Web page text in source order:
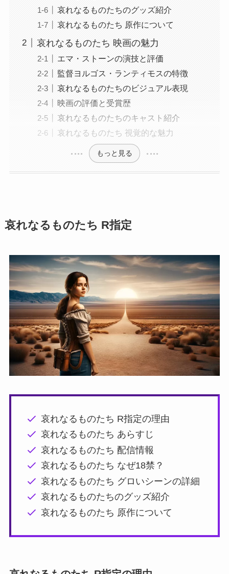
哀れなるものたちのグッズ紹介
哀れなるものたち 原作について
哀れなるものたち 映画の魅力
エマ・ストーンの演技と評価
監督ヨルゴス・ランティモスの特徴
哀れなるものたちのビジュアル表現
映画の評価と受賞歴
哀れなるものたちのキャスト紹介
哀れなるものたち 視覚的な魅力
もっと見る
哀れなるものたち R指定
哀れなるものたち R指定の理由
哀れなるものたち あらすじ
哀れなるものたち 配信情報
哀れなるものたち なぜ18禁？
哀れなるものたち グロいシーンの詳細
哀れなるものたちのグッズ紹介
哀れなるものたち 原作について